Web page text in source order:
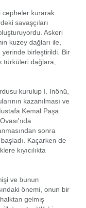
cepheler kurarak
savaşçıları
Askeri
kuzey dağları ile,
yerinde birleştirildi. Bir
türküleri dağlara,
kurulup I. Inönü,
kazanılması ve
Kemal Paşa
sonra
Kaçarken de
kıyıcılıkta
ve bunun
önemi, onun bir
gelmiş